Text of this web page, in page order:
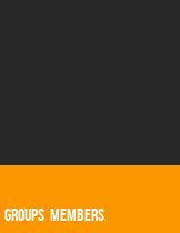
GROUPS MEMBERS